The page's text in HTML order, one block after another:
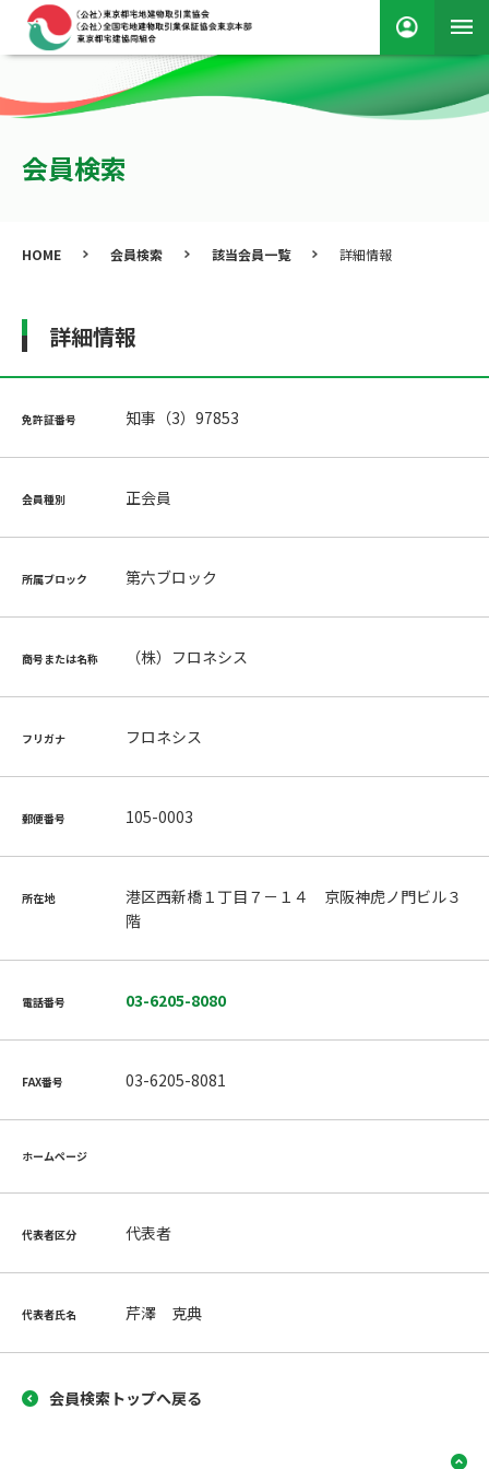
会員検索
HOME 会員検索 該当会員一覧 詳細情報
詳細情報
免許証番号 知事（3）97853
会員種別 正会員
所属ブロック 第六ブロック
商号または名称 （株）フロネシス
フリガナ フロネシス
郵便番号 105-0003
所在地
港区西新橋１丁目７－１４ 京阪神虎ノ門ビル３
階
電話番号 03-6205-8080
FAX番号 03-6205-8081
ホームページ
代表者区分 代表者
代表者氏名 芹澤 克典
会員検索トップへ戻る